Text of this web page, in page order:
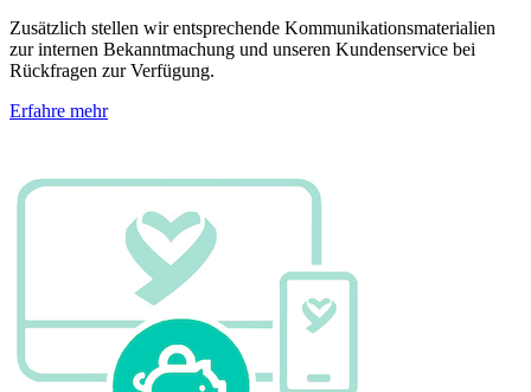
Zusätzlich stellen wir entsprechende Kommunikationsmaterialien
zur internen Bekanntmachung und unseren Kundenservice bei
Rückfragen zur Verfügung.
Erfahre mehr